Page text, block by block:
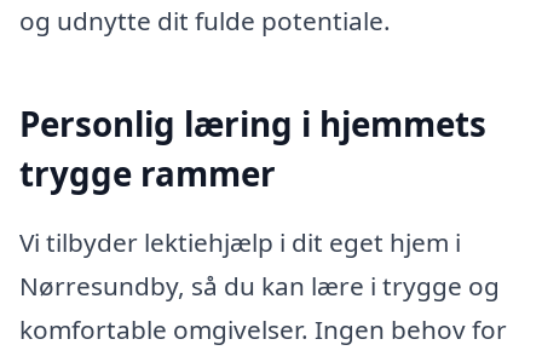
og udnytte dit fulde potentiale.
Personlig læring i hjemmets
trygge rammer
Vi tilbyder lektiehjælp i dit eget hjem i
Nørresundby, så du kan lære i trygge og
komfortable omgivelser. Ingen behov for